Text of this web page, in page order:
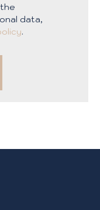
data,
.